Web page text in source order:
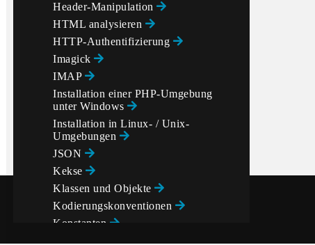
Header-Manipulation
HTML analysieren
HTTP-Authentifizierung
Imagick
IMAP
Installation einer PHP-Umgebung
unter Windows
Installation in Linux- / Unix-
Umgebungen
JSON
Kekse
Klassen und Objekte
Kodierungskonventionen
Konstanten